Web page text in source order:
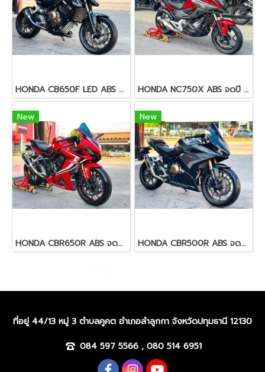
HONDA CB650F LED ABS จดปี 2019 HONDA NC750X ABS จดปี 2020
New
HONDA CBR650R ABS จดปี 2020
New
HONDA CBR500R ABS จดปี 2022
ที่อยู่ 44/13 หมู่ 3 ตำบลคูคต อำเภอลำลูกกา จังหวัดปทุมธานี 12130
084 597 5566 , 080 514 6951